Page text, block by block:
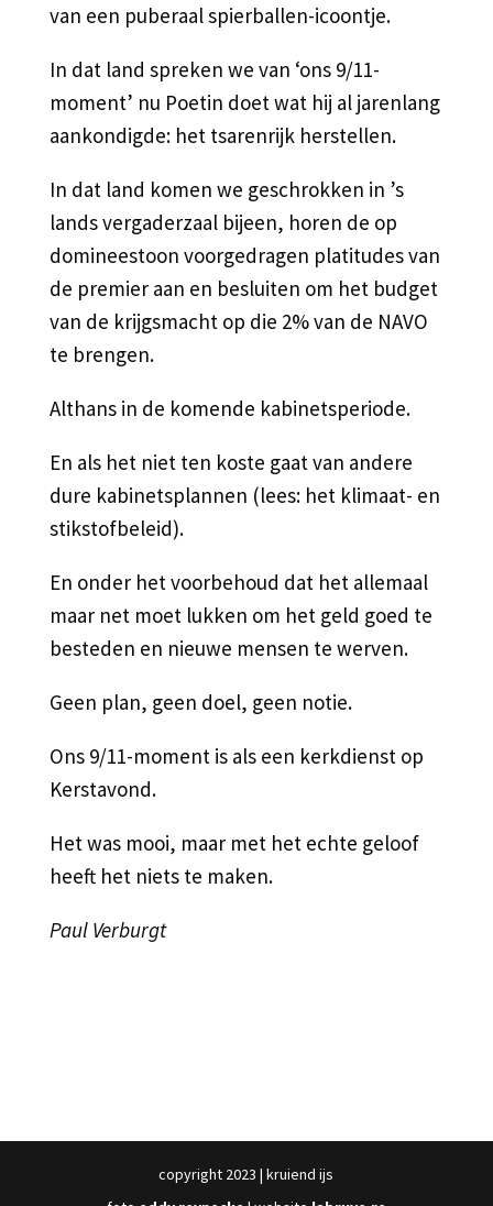
van een puberaal spierballen-icoontje.
In dat land spreken we van ‘ons 9/11-
moment’ nu Poetin doet wat hij al jarenlang
aankondigde: het tsarenrijk herstellen.
In dat land komen we geschrokken in ’s
lands vergaderzaal bijeen, horen de op
domineestoon voorgedragen platitudes van
de premier aan en besluiten om het budget
van de krijgsmacht op die 2% van de NAVO
te brengen.
Althans in de komende kabinetsperiode.
En als het niet ten koste gaat van andere
dure kabinetsplannen (lees: het klimaat- en
stikstofbeleid).
En onder het voorbehoud dat het allemaal
maar net moet lukken om het geld goed te
besteden en nieuwe mensen te werven.
Geen plan, geen doel, geen notie.
Ons 9/11-moment is als een kerkdienst op
Kerstavond.
Het was mooi, maar met het echte geloof
heeft het niets te maken.
Paul Verburgt
copyright 2023 | kruiend ijs